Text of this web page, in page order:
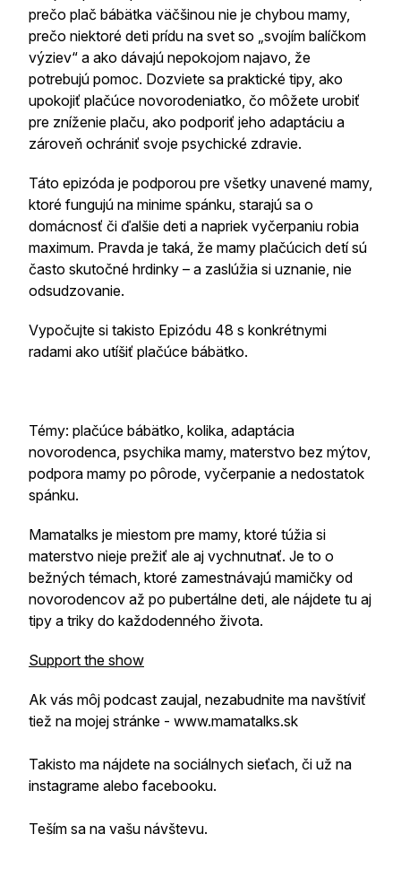
prečo plač bábätka väčšinou nie je chybou mamy,
prečo niektoré deti prídu na svet so „svojím balíčkom
výziev“ a ako dávajú nepokojom najavo, že
potrebujú pomoc. Dozviete sa praktické tipy, ako
upokojiť plačúce novorodeniatko, čo môžete urobiť
pre zníženie plaču, ako podporiť jeho adaptáciu a
zároveň ochrániť svoje psychické zdravie.
Táto epizóda je podporou pre všetky unavené mamy,
ktoré fungujú na minime spánku, starajú sa o
domácnosť či ďalšie deti a napriek vyčerpaniu robia
maximum. Pravda je taká, že mamy plačúcich detí sú
často skutočné hrdinky – a zaslúžia si uznanie, nie
odsudzovanie.
Vypočujte si takisto Epizódu 48 s konkrétnymi
radami ako utíšiť plačúce bábätko.
Témy: plačúce bábätko, kolika, adaptácia
novorodenca, psychika mamy, materstvo bez mýtov,
podpora mamy po pôrode, vyčerpanie a nedostatok
spánku.
Mamatalks je miestom pre mamy, ktoré túžia si
materstvo nieje prežiť ale aj vychnutnať. Je to o
bežných témach, ktoré zamestnávajú mamičky od
novorodencov až po pubertálne deti, ale nájdete tu aj
tipy a triky do každodenného života.
Support the show
Ak vás môj podcast zaujal, nezabudnite ma navštíviť
tiež na mojej stránke - www.mamatalks.sk
Takisto ma nájdete na sociálnych sieťach, či už na
instagrame alebo facebooku.
Teším sa na vašu návštevu.